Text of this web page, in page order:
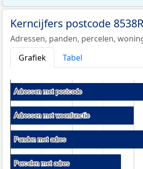
Kerncijfers postcode
Adressen, panden, percelen,
Grafiek
Tabel
Adressen met postcode
Adressen met postcode
Adressen met woonfunctie
Adressen met woonfunctie
Panden met adres
Panden met adres
Percelen met adres
Percelen met adres